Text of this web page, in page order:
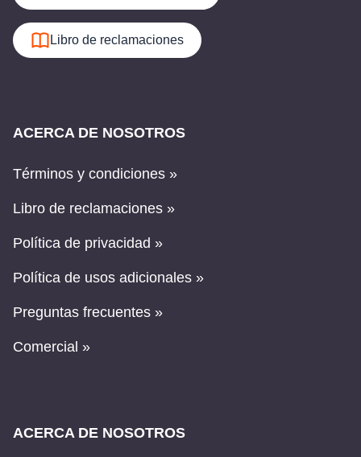
Libro de reclamaciones
ACERCA DE NOSOTROS
Términos y condiciones »
Libro de reclamaciones »
Política de privacidad »
Política de usos adicionales »
Preguntas frecuentes »
Comercial »
ACERCA DE NOSOTROS